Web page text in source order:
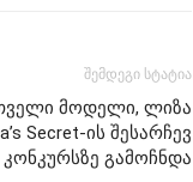
შემდეგი სტატია
მოდელი, ლიზა
Secret-ის შესარჩევ
კონკურსზე გამოჩნდა